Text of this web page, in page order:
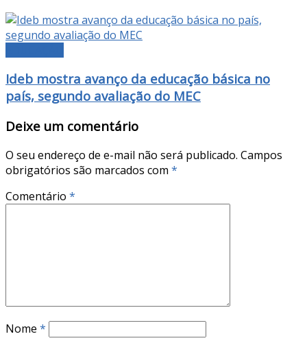
Ideb mostra avanço da educação básica no
país, segundo avaliação do MEC
Deixe um comentário
O seu endereço de e-mail não será publicado. Campos
obrigatórios são marcados com *
Comentário *
Nome *